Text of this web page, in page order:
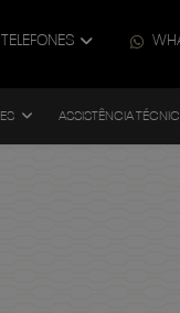
TELEFONES
ASSISTÊNCIA